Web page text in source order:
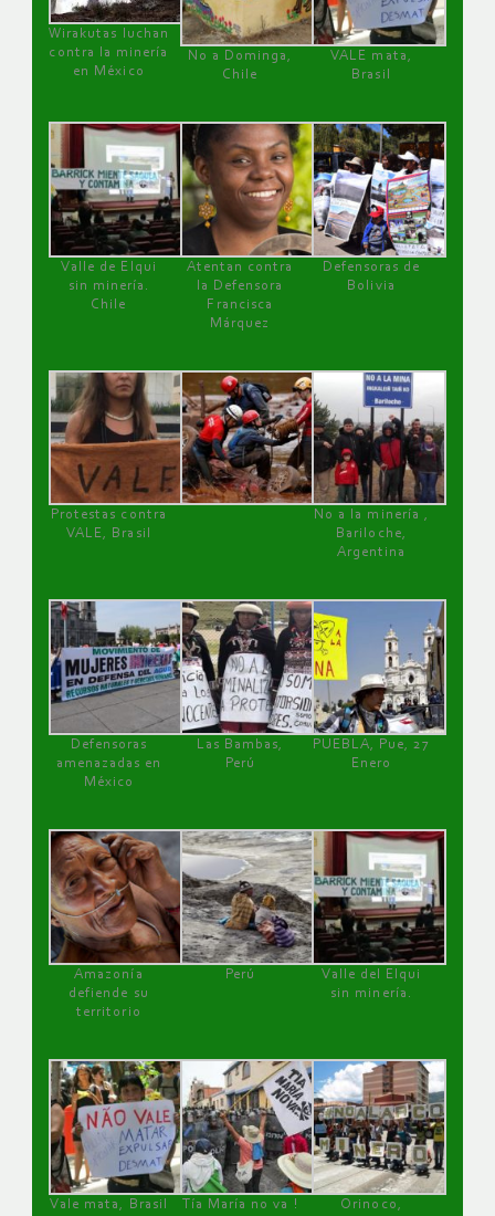
Wirakutas luchan
contra la minería
en México
No a Dominga,
Chile
VALE mata,
Brasil
Valle de Elqui
sin minería.
Chile
Atentan contra
la Defensora
Francisca
Márquez
Defensoras de
Bolivia
Protestas contra
VALE, Brasil
No a la minería ,
Bariloche,
Argentina
Defensoras
amenazadas en
México
Las Bambas,
Perú
PUEBLA, Pue, 27
Enero
Amazonía
defiende su
territorio
Perú
Valle del Elqui
sin minería.
Vale mata, Brasil
Tía María no va !
Orinoco,